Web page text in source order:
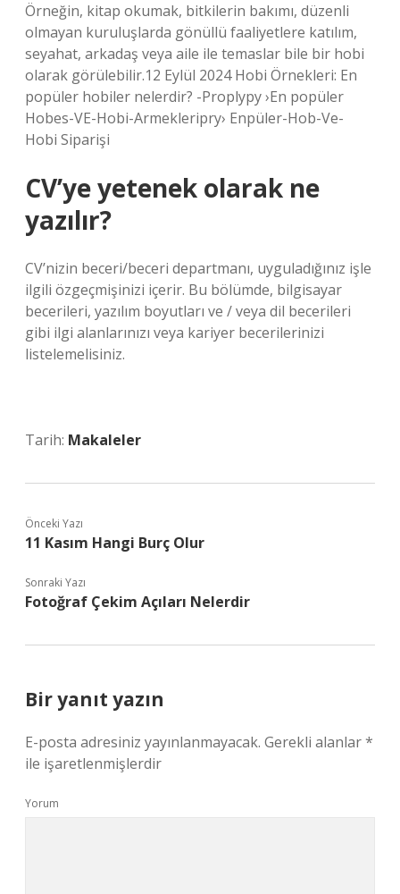
Örneğin, kitap okumak, bitkilerin bakımı, düzenli
olmayan kuruluşlarda gönüllü faaliyetlere katılım,
seyahat, arkadaş veya aile ile temaslar bile bir hobi
olarak görülebilir.12 Eylül 2024 Hobi Örnekleri: En
popüler hobiler nelerdir? -Proplypy ›En popüler
Hobes-VE-Hobi-Armekleripry› Enpüler-Hob-Ve-
Hobi Siparişi
CV’ye yetenek olarak ne
yazılır?
CV’nizin beceri/beceri departmanı, uyguladığınız işle
ilgili özgeçmişinizi içerir. Bu bölümde, bilgisayar
becerileri, yazılım boyutları ve / veya dil becerileri
gibi ilgi alanlarınızı veya kariyer becerilerinizi
listelemelisiniz.
Tarih: Makaleler
Önceki Yazı
11 Kasım Hangi Burç Olur
Sonraki Yazı
Fotoğraf Çekim Açıları Nelerdir
Bir yanıt yazın
E-posta adresiniz yayınlanmayacak. Gerekli alanlar*
ile işaretlenmişlerdir
Yorum